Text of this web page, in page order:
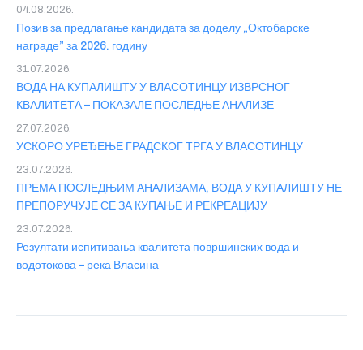
Позив за предлагање кандидата за доделу „Октобарске
награде” за 2026. годину
04.08.2026.
ВОДА НА КУПАЛИШТУ У ВЛАСОТИНЦУ ИЗВРСНОГ
КВАЛИТЕТА – ПОКАЗАЛЕ ПОСЛЕДЊЕ АНАЛИЗЕ
31.07.2026.
УСКОРО УРЕЂЕЊЕ ГРАДСКОГ ТРГА У ВЛАСОТИНЦУ
27.07.2026.
ПРЕМА ПОСЛЕДЊИМ АНАЛИЗАМА, ВОДА У КУПАЛИШТУ НЕ
ПРЕПОРУЧУЈЕ СЕ ЗА КУПАЊЕ И РЕКРЕАЦИЈУ
23.07.2026.
Резултати испитивања квалитета површинских вода и
водотокова – река Власина
23.07.2026.